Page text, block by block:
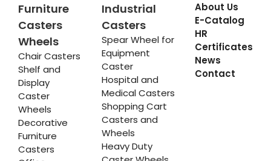
Furniture
Casters
Wheels
Chair Casters
Shelf and
Display
Caster
Wheels
Decorative
Furniture
Casters
Industrial
Casters
Spear Wheel for
Equipment
Caster
Hospital and
Medical Casters
Shopping Cart
Casters and
Wheels
Heavy Duty
About Us
E-Catalog
HR
Certificates
News
Contact